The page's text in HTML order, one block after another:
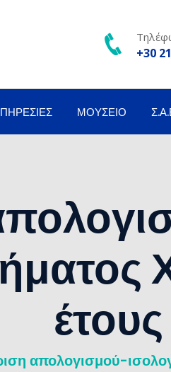
+30
ΜΟΥΣΕΊΟ
απολογισμού-